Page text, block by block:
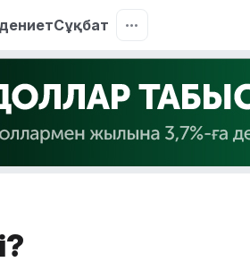
Сұқбат